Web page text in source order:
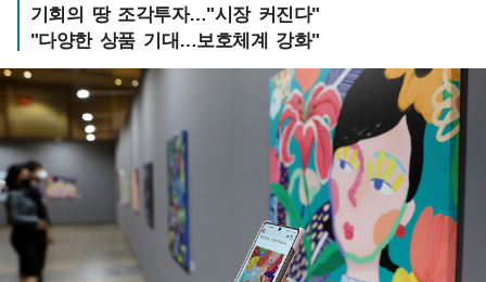
기회의 땅 조각투자…"시장 커진다"
"다양한 상품 기대…보호체계 강화"